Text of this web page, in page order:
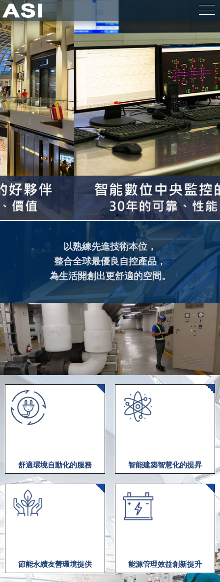
以熟練先進技術本位，
整合全球最優良自控產品，
為生活開創出更舒適的空間。
舒適環境自動化的服務 智能建築智慧化的提昇
節能永續友善環境提供 能源管理效益創新提升